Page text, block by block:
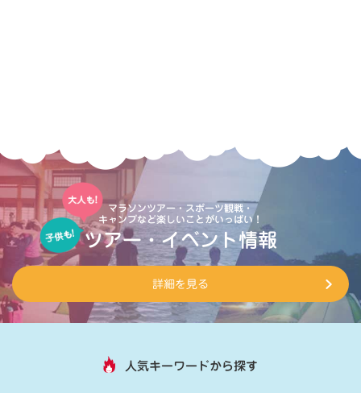
マラソンツアー・スポーツ観戦・
キャンプなど楽しいことがいっぱい！
ツアー・イベント情報
詳細を見る
人気キーワードから探す